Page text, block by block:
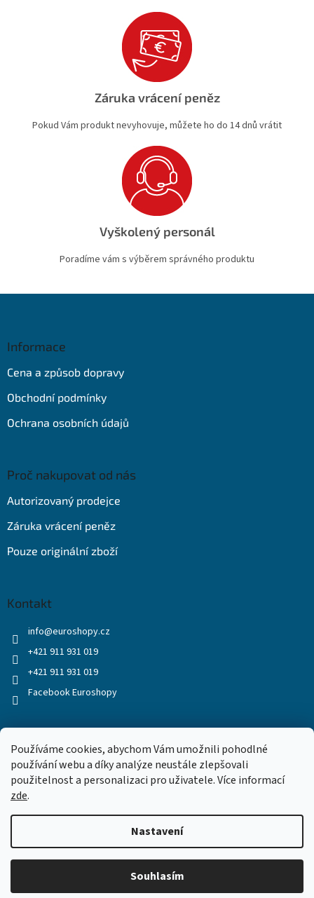
Používáme cookies, abychom Vám umožnili pohodlné
používání webu a díky analýze neustále zlepšovali
použitelnost a personalizaci pro uživatele. Více informací
zde.
Nastavení
Souhlasím
Záruka vrácení peněz
Pokud Vám produkt nevyhovuje, můžete ho do 14 dnů vrátit
Vyškolený personál
Poradíme vám s výběrem správného produktu
Informace
Cena a způsob dopravy
Obchodní podmínky
Ochrana osobních údajů
Proč nakupovat od nás
Autorizovaný prodejce
Záruka vrácení peněz
Pouze originální zboží
Kontakt
info@euroshopy.cz
+421 911 931 019
+421 911 931 019
Facebook Euroshopy
Vytvořil Shoptet
Euroshopy. Všechna práva vyhrazena.